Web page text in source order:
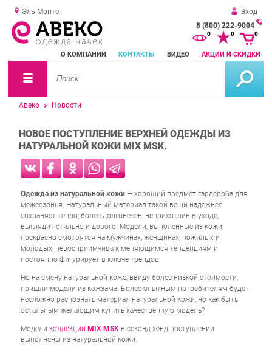
Эль-Монте
Вход
8 (800) 222-9004
О КОМПАНИИ КОНТАКТЫ ВИДЕО АКЦИИ И СКИДКИ
0 0 0
Авеко Новости
НОВОЕ ПОСТУПЛЕНИЕ ВЕРХНЕЙ ОДЕЖДЫ ИЗ
НАТУРАЛЬНОЙ КОЖИ MIX MSK.
Одежда из натуральной кожи — хороший предмет гардероба для
межсезонья. Натуральный материал такой вещи надёжнее
сохраняет тепло, более долговечен, неприхотлив в уходе,
выглядит стильно и дорого. Модели, выполенные из кожи,
прекрасно смотрятся на мужчинах, женщинах, пожилых и
молодых, невосприимчива к меняющимся тенденциям и
постоянно фигурирует в ключе трендов.
Но на смену натуральной коже, ввиду более низкой стоимости,
пришли модели из кожзама. Более опытным потребителям будет
несложно распознать материал натуральной кожи, но как быть
остальным желающим купить качественную модель?
Модели коллекции MIX MSK в секонд-хенд поступлении
выполнены из натуральной кожи.